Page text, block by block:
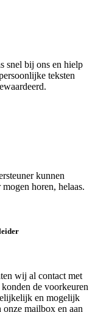
snel bij ons en hielp
teksten
kunnen
horen, helaas.
wij al contact met
de voorkeuren
en mogelijk
mailbox en aan